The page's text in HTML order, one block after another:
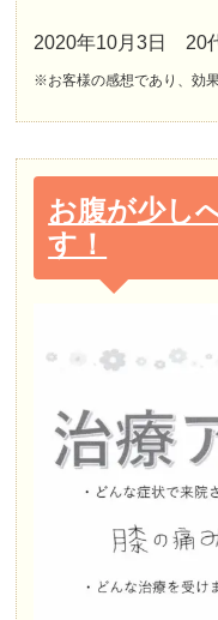
2020年10月3日 20
※お客様の感想であり、効
お腹が少し
す！